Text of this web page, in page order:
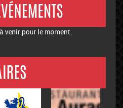
venir pour le moment.